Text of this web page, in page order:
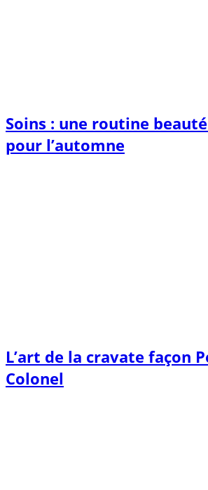
Soins : une routine
pour l’automne
L’art de la cravate façon
Colonel